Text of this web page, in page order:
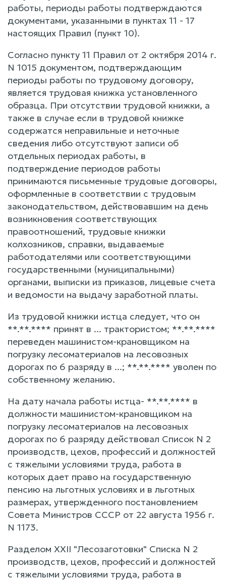
работы, периоды работы подтверждаются
документами, указанными в пунктах 11 - 17
настоящих Правил (пункт 10).
Согласно пункту 11 Правил от 2 октября 2014 г.
N 1015 документом, подтверждающим
периоды работы по трудовому договору,
является трудовая книжка установленного
образца. При отсутствии трудовой книжки, а
также в случае если в трудовой книжке
содержатся неправильные и неточные
сведения либо отсутствуют записи об
отдельных периодах работы, в
подтверждение периодов работы
принимаются письменные трудовые договоры,
оформленные в соответствии с трудовым
законодательством, действовавшим на день
возникновения соответствующих
правоотношений, трудовые книжки
колхозников, справки, выдаваемые
работодателями или соответствующими
государственными (муниципальными)
органами, выписки из приказов, лицевые счета
и ведомости на выдачу заработной платы.
Из трудовой книжки истца следует, что он
**.**.**** принят в ... трактористом; **.**.****
переведен машинистом-крановщиком на
погрузку лесоматериалов на лесовозных
дорогах по 6 разряду в ...; **.**.**** уволен по
собственному желанию.
На дату начала работы истца- **.**.**** в
должности машинистом-крановщиком на
погрузку лесоматериалов на лесовозных
дорогах по 6 разряду действовал Список N 2
производств, цехов, профессий и должностей
с тяжелыми условиями труда, работа в
которых дает право на государственную
пенсию на льготных условиях и в льготных
размерах, утвержденного постановлением
Совета Министров СССР от 22 августа 1956 г.
N 1173.
Разделом ХХII "Лесозаготовки" Списка N 2
производств, цехов, профессий и должностей
с тяжелыми условиями труда, работа в